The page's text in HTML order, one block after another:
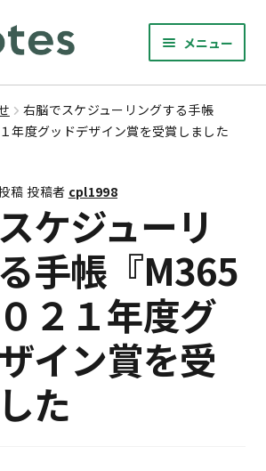
メニュー
サ
メ
開
サ
を
展
開
ュ
ー
を
開
く表記
右脳でスケジューリングする手帳
年度グッドデザイン賞を受賞しました
稿 投稿者 cpl1998
ケジューリ
手帳『M365
２１年度グ
イン賞を受
た